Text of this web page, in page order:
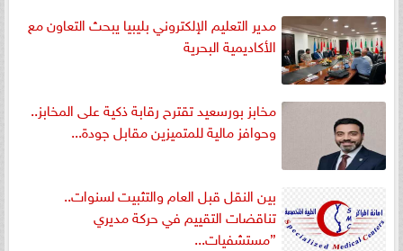
مدير التعليم الإلكتروني بليبيا يبحث التعاون مع
الأكاديمية البحرية
مخابز بورسعيد تقترح رقابة ذكية على المخابز..
وحوافز مالية للمتميزين مقابل جودة...
بين النقل قبل العام والتثبيت لسنوات..
تناقضات التقييم في حركة مديري
”مستشفيات...